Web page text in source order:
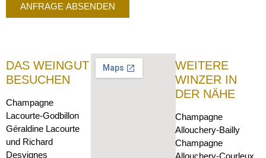
ANFRAGE ABSENDEN
DAS WEINGUT
BESUCHEN
Champagne
Lacourte-Godbillon
Géraldine Lacourte
und Richard
Desvignes
WEITERE
WINZER IN
DER NÄHE
Champagne
Allouchery-Bailly
Champagne
Allouchery-Courleux